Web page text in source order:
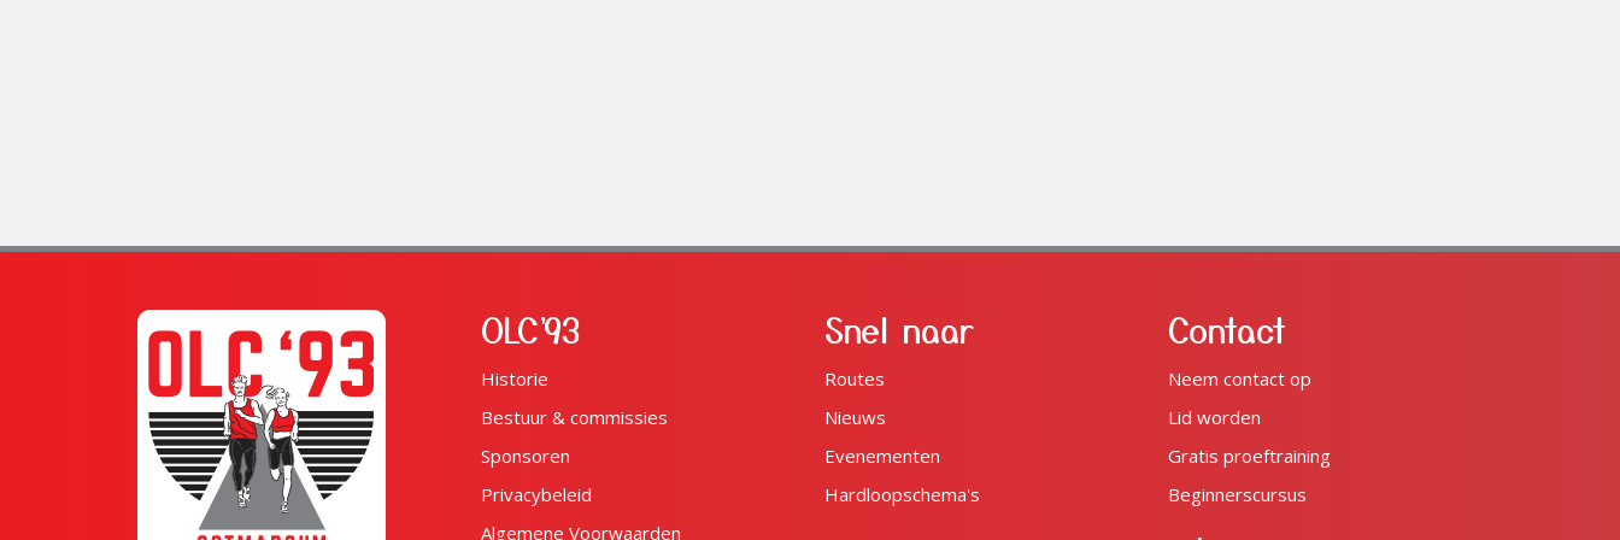
OLC'93
Historie
Bestuur & commissies
Sponsoren
Privacybeleid
Algemene Voorwaarden
Snel naar
Routes
Nieuws
Evenementen
Hardloopschema's
Contact
Neem contact op
Lid worden
Gratis proeftraining
Beginnerscursus